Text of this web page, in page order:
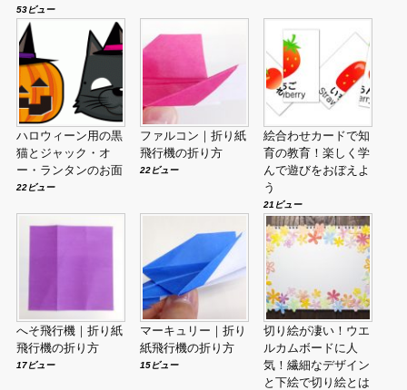
53ビュー
ハロウィーン用の黒
猫とジャック・オ
ー・ランタンのお面
22ビュー
ファルコン｜折り紙
飛行機の折り方
22ビュー
絵合わせカードで知
育の教育！楽しく学
んで遊びをおぼえよ
う
21ビュー
へそ飛行機｜折り紙
飛行機の折り方
17ビュー
マーキュリー｜折り
紙飛行機の折り方
15ビュー
切り絵が凄い！ウエ
ルカムボードに人
気！繊細なデザイン
と下絵で切り絵とは